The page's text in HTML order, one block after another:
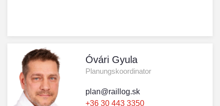
Óvári Gyula
Planungskoordinator
plan@raillog.sk
+36 30 443 3350